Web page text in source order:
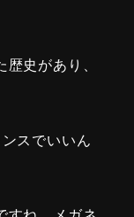
史があり、
スでいいん